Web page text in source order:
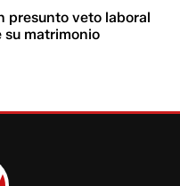
presunto veto laboral
matrimonio